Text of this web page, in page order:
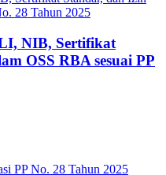
NIB, Sertifikat
OSS RBA sesuai PP